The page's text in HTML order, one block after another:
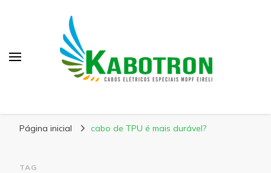
Página inicial cabo de TPU é mais durável?
TAG